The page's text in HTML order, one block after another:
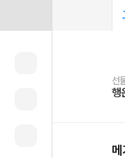
선
행
선
메
여
메
강
스
설
메
3
메
메
사
희
메